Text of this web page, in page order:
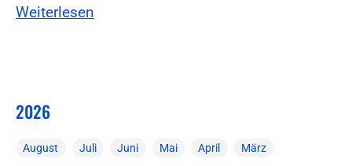
Weiterlesen
2026
August Juli Juni Mai April März